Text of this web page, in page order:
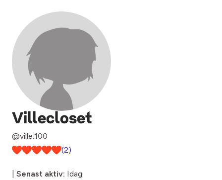
Villecloset
@ville.100
(2)
Senast aktiv: Idag